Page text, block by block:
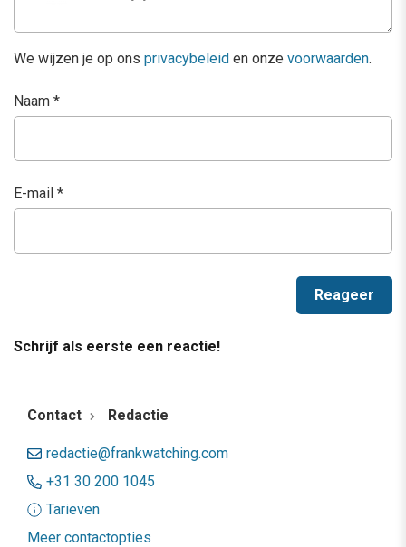
We wijzen je op ons privacybeleid en onze voorwaarden.
Naam *
E-mail *
Schrijf als eerste een reactie!
Contact Redactie
redactie@frankwatching.com
+31 30 200 1045
Tarieven
Meer contactopties